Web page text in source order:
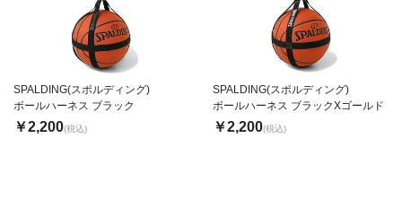
SPALDING(スポルディング)
ボールハーネス ブラック
￥2,200(税込)
SPALDING(スポルディング)
ボールハーネス ブラックXゴールド
￥2,200(税込)